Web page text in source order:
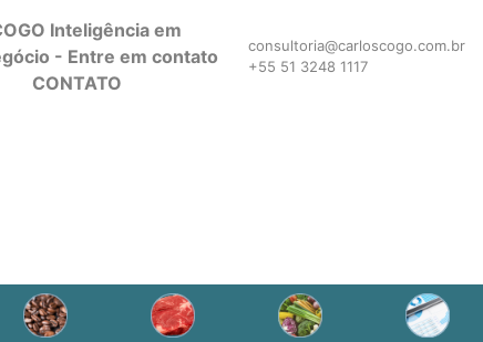
CONTATO
consultoria@carloscogo.com.br
+55 51 3248 1117